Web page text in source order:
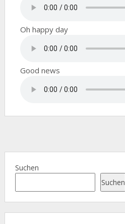
Oh happy day
Good news
Suchen
Suchen